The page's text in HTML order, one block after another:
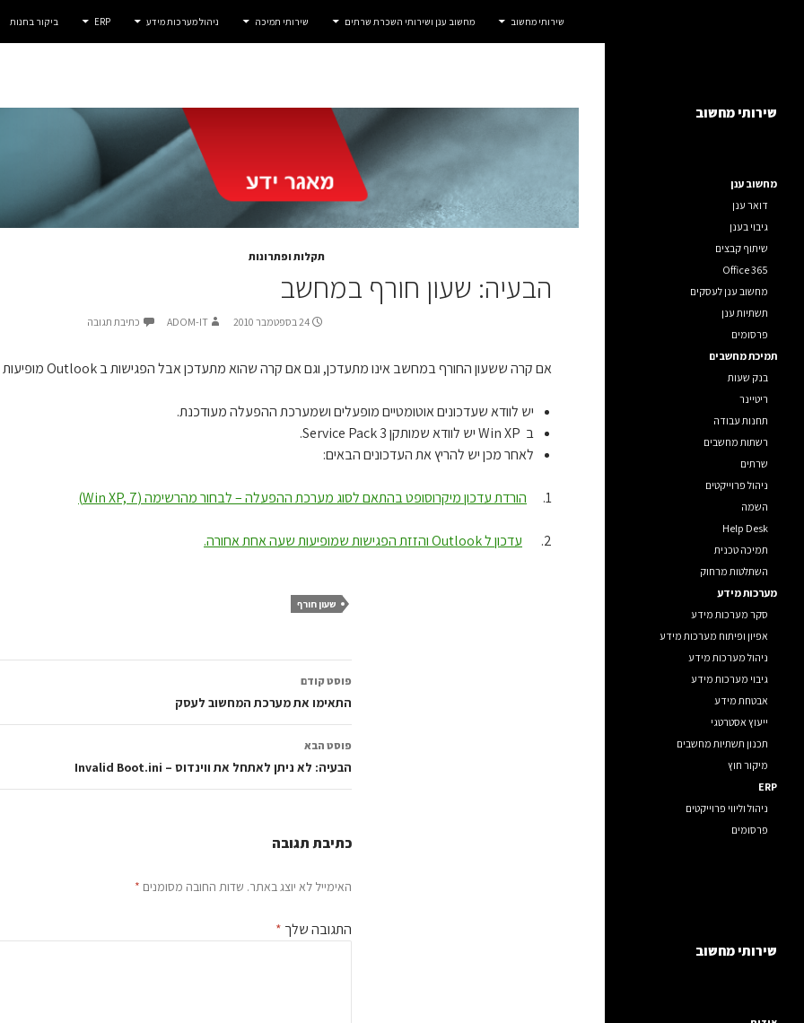
שירותי מחשוב מחשוב ענן ושירותי השכרת שרתים שירותי תמיכה ניהול מערכות מידע ERP ביקור בחנות
תקלות ופתרונות
הבעיה: שעון חורף במחשב
24 בספטמבר 2010 ADOM-IT כתיבת תגובה
אם קרה ששעון החורף במחשב אינו מתעדכן, וגם אם קרה שהוא מתעדכן אבל הפגישות ב Outlook מופיעות שעה אחת אחורה, נסו את הפתרון הבא:
יש לוודא שעדכונים אוטומטיים מופעלים ושמערכת ההפעלה מעודכנת.
ב Win XP יש לוודא שמותקן Service Pack 3.
לאחר מכן יש להריץ את העדכונים הבאים:
1. הורדת עדכון מיקרוסופט בהתאם לסוג מערכת ההפעלה – לבחור מהרשימה (Win XP, 7)
2. עדכון ל Outlook והזזת הפגישות שמופיעות שעה אחת אחורה.
שעון חורף
ניווט
בפוסטים
פוסט קודם
התאימו את מערכת המחשוב לעסק
פוסט הבא
הבעיה: לא ניתן לאתחל את ווינדוס – Invalid Boot.ini
כתיבת תגובה
האימייל לא יוצג באתר. שדות החובה מסומנים *
התגובה שלך *
שירותי מחשוב
מחשוב ענן
דואר ענן
גיבוי בענן
שיתוף קבצים
Office 365
מחשוב ענן לעסקים
תשתיות ענן
פרסומים
תמיכת מחשבים
בנק שעות
ריטיינר
תחנות עבודה
רשתות מחשבים
שרתים
ניהול פרוייקטים
השמה
Help Desk
תמיכה טכנית
השתלטות מרחוק
מערכות מידע
סקר מערכות מידע
אפיון ופיתוח מערכות מידע
ניהול מערכות מידע
גיבוי מערכות מידע
אבטחת מידע
ייעוץ אסטרטגי
תכנון תשתיות מחשבים
מיקור חוץ
ERP
ניהול וליווי פרוייקטים
פרסומים
שירותי מחשוב